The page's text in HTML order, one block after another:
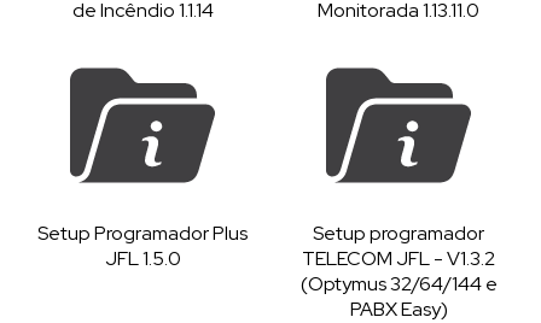
de Incêndio 1.1.14
Monitorada 1.13.11.0
Setup Programador Plus
JFL 1.5.0
Setup programador
TELECOM JFL - V1.3.2
(Optymus 32/64/144 e
PABX Easy)